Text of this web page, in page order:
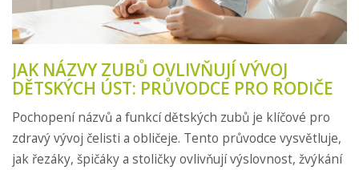
JAK NÁZVY ZUBŮ OVLIVŇUJÍ VÝVOJ
DĚTSKÝCH ÚST: PRŮVODCE PRO RODIČE
Pochopení názvů a funkcí dětských zubů je klíčové pro
zdravý vývoj čelisti a obličeje. Tento průvodce vysvětluje,
jak řezáky, špičáky a stoličky ovlivňují výslovnost, žvýkání